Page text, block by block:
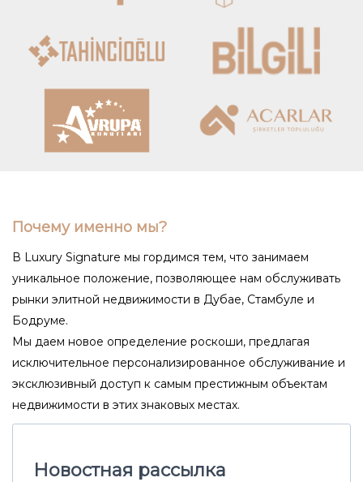
Почему именно мы?
В Luxury Signature мы гордимся тем, что занимаем
уникальное положение, позволяющее нам обслуживать
рынки элитной недвижимости в Дубае, Стамбуле и
Бодруме.
Мы даем новое определение роскоши, предлагая
исключительное персонализированное обслуживание и
эксклюзивный доступ к самым престижным объектам
недвижимости в этих знаковых местах.
Новостная рассылка